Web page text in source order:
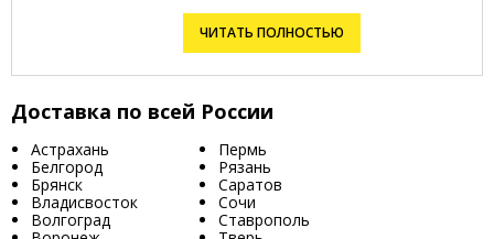
ЧИТАТЬ ПОЛНОСТЬЮ
Доставка по всей России
Астрахань
Белгород
Брянск
Владисвосток
Волгоград
Пермь
Рязань
Саратов
Сочи
Ставрополь